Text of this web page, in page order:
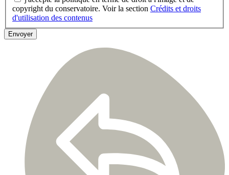
copyright du conservatoire. Voir la section Crédits et droits
d'utilisation des contenus